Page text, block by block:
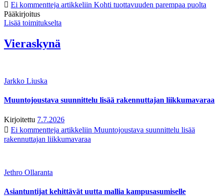
Ei kommentteja artikkeliin Kohti tuottavuuden parempaa puolta
Pääkirjoitus
Lisää toimitukselta
Vieraskynä
Jarkko Liuska
Muuntojoustava suunnittelu lisää rakennuttajan liikkumavaraa
Kirjoitettu 7.7.2026
Ei kommentteja artikkeliin Muuntojoustava suunnittelu lisää
rakennuttajan liikkumavaraa
Jethro Ollaranta
Asiantuntijat kehittävät uutta mallia kampusasumiselle